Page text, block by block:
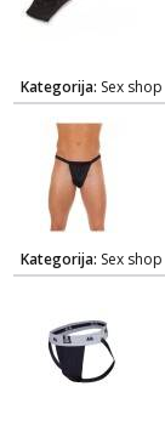
Kategorija: Sex shop
Kategorija: Sex shop